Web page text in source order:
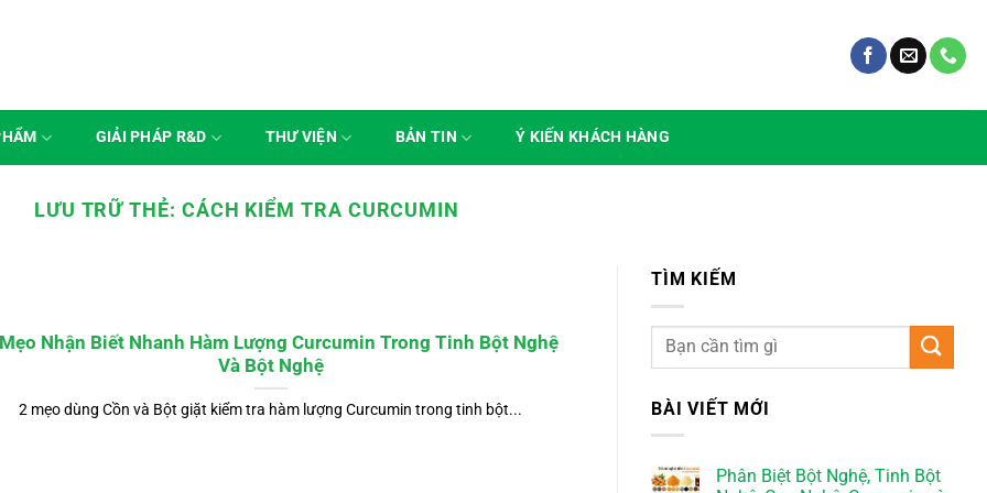
GIẢI PHÁP R&D THƯ VIỆN BẢN TIN Ý KIẾN KHÁCH HÀNG
LƯU TRỮ THẺ: CÁCH KIỂM TRA CURCUMIN
Nhận Biết Nhanh Hàm Lượng Curcumin Trong Tinh Bột Nghệ
Và Bột Nghệ
2 mẹo dùng Cồn và Bột giặt kiểm tra hàm lượng Curcumin trong tinh bột...
TÌM KIẾM
BÀI VIẾT MỚI
Phân Biệt Bột Nghệ, Tinh Bột